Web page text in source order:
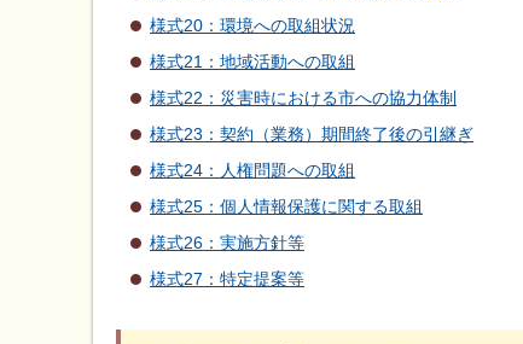
様式20：環境への取組状況
様式21：地域活動への取組
様式22：災害時における市への協力体制
様式23：契約（業務）期間終了後の引継ぎ
様式24：人権問題への取組
様式25：個人情報保護に関する取組
様式26：実施方針等
様式27：特定提案等